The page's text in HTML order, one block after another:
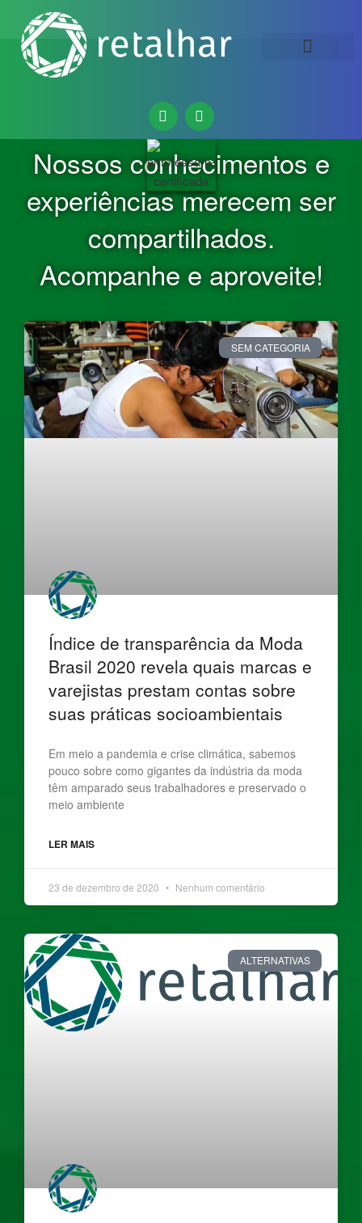
Nossos conhecimentos e
experiências merecem ser
compartilhados.
Acompanhe e aproveite!
SEM CATEGORIA
Índice de transparência da Moda
Brasil 2020 revela quais marcas e
varejistas prestam contas sobre
suas práticas socioambientais
Em meio a pandemia e crise climática, sabemos
pouco sobre como gigantes da indústria da moda
têm amparado seus trabalhadores e preservado o
meio ambiente
LER MAIS
23 de dezembro de 2020 Nenhum comentário
ALTERNATIVAS